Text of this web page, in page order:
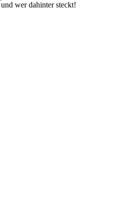
wer dahinter steckt!